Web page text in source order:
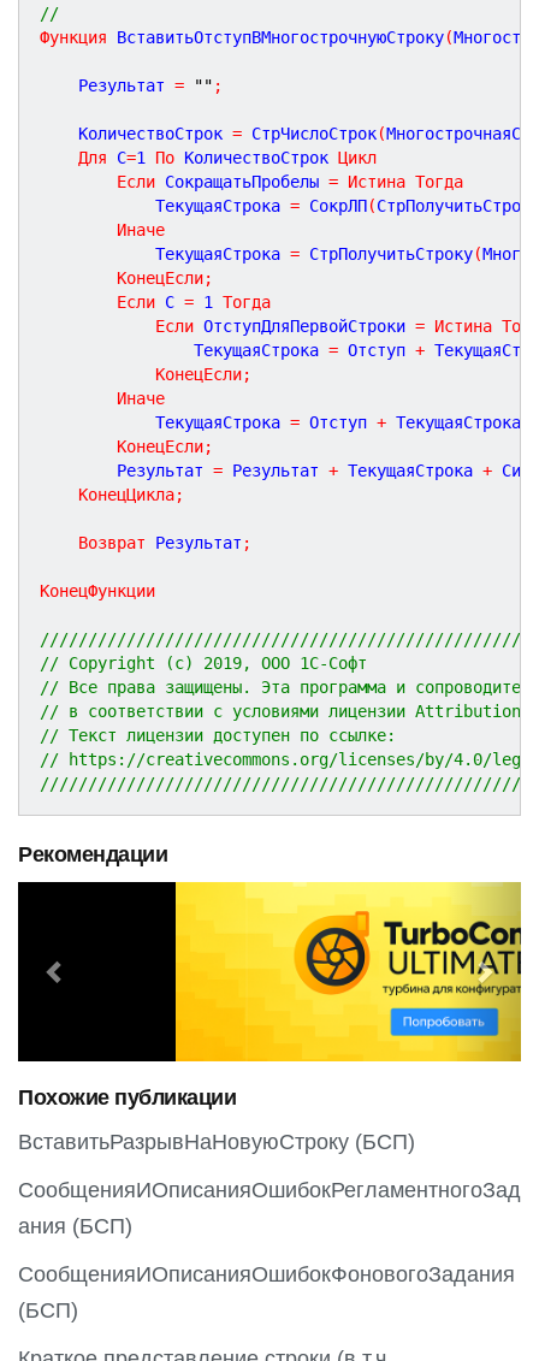
//
Функция
ВставитьОтступВМногострочнуюСтроку(
	Результат
= "" ;
	КоличествоСтрок
= СтрЧислоСтрок(
Для С=1 По КоличествоСтрок Цикл
Если СокращатьПробелы = Истина Тогда
			ТекущаяСтрока
= СокрЛП(СтрПолучитьСтроку
Иначе
			ТекущаяСтрока
= СтрПолучитьСтроку(
КонецЕсли;
Если С = 1
Тогда
Если ОтступДляПервойСтроки = Истина
				ТекущаяСтрока
= Отступ +
КонецЕсли;
Иначе
			ТекущаяСтрока
= Отступ + ТекущаяСтрока
КонецЕсли;
		Результат
= Результат + ТекущаяСтрока +
КонецЦикла;
Возврат Результат ;
КонецФункции
// Copyright (c) 2019, ООО 1С-Софт
// Все права защищены. Эта программа и
// в соответствии с условиями лицензии
// Текст лицензии доступен по ссылке:
// https://creativecommons.org/licenses/by/4.0/
Рекомендации
e
o
u
s
e
x
t
Похожие публикации
ВставитьРазрывНаНовуюСтроку (БСП)
СообщенияИОписанияОшибокРегламентногоЗад
ания (БСП)
СообщенияИОписанияОшибокФоновогоЗадания
(БСП)